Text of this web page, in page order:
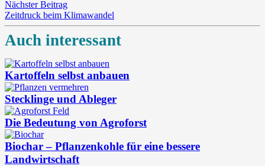
Nächster Beitrag
Zeitdruck beim Klimawandel
Auch interessant
Kartoffeln selbst anbauen
Stecklinge und Ableger
Die Bedeutung von Agroforst
Biochar – Pflanzenkohle für eine bessere
Landwirtschaft